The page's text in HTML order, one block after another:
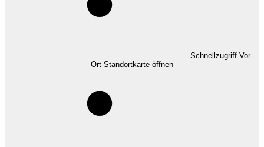
Schnellzugriff Vor-
Ort-Standortkarte öffnen